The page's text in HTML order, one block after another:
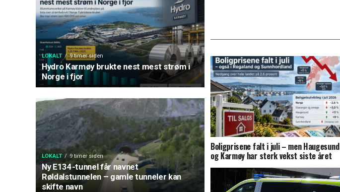
LOKALT 9 timer siden
Hydro Karmøy brukte nest mest strøm i
Norge i fjor
LOKALT 9 timer siden
Ny E134-tunnel får navnet
Røldalstunnelen – gamle tunneler kan
skifte navn
Boligprisene falt i juli – men Haugesund
og Karmøy har sterk vekst siste året